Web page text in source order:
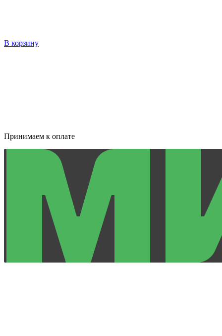
В корзину
Принимаем к оплате